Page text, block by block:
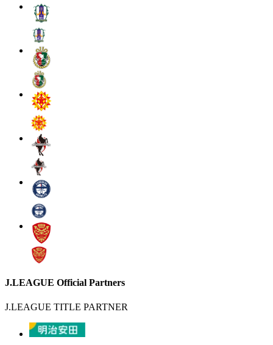
J.LEAGUE Official Partners
J.LEAGUE TITLE PARTNER